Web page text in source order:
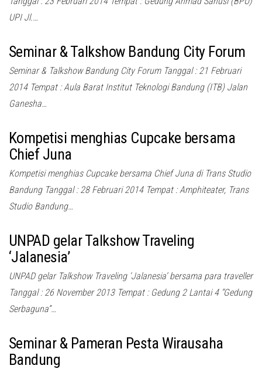
UPI Jl.…
Seminar & Talkshow Bandung City Forum
Seminar & Talkshow Bandung City Forum Tanggal : 21 Februari
2014 Tempat : Aula Barat Institut Teknologi Bandung (ITB) Jalan
Ganesha…
Kompetisi menghias Cupcake bersama
Chief Juna
Kompetisi menghias Cupcake bersama Chief Juna di Trans Studio
Bandung Tanggal : 28 Februari 2014 Tempat : Amphiteater, Trans
Studio Bandung…
UNPAD gelar Talkshow Traveling
‘Jalanesia’
UNPAD gelar Talkshow Traveling ‘Jalanesia’ bersama para traveller
Tanggal : 26 November 2013 Tempat : Gedung 2 Lantai 4 “Gedung
Serbaguna”…
Seminar & Pameran Pesta Wirausaha
Bandung